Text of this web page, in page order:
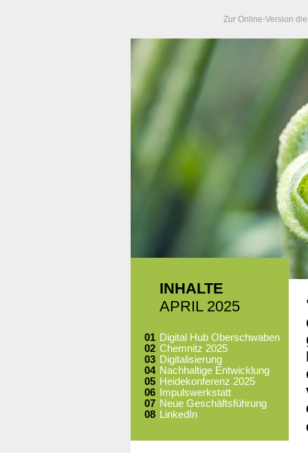
Zur Online-Version
INHALTE
APRIL 2025
01
02
03
04
05
06
07
08
Digital Hub Oberschwaben
Chemnitz 2025
Digitalisierung
Nachhaltige Entwicklung
Heidekonferenz 2025
Impulswerkstatt
Neue Geschäftsführung
LinkedIn